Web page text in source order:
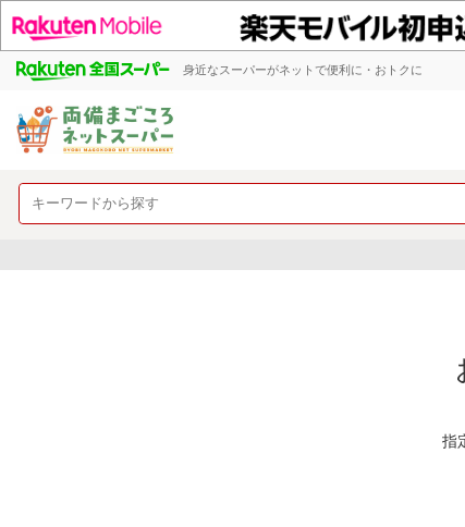
身近なスーパーがネットで便利に・おトクに
指